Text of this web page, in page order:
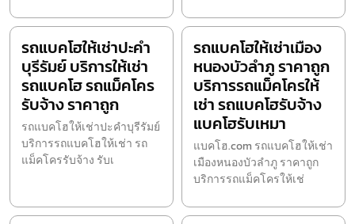
รถแบคโฮให้เช่าปะคำ
บุรีรัมย์ บริการให้เช่า
รถแบคโฮ รถแม็คโคร
รับจ้าง ราคาถูก
รถแบคโฮให้เช่าปะคำบุรีรัมย์
บริการรถแบคโฮให้เช่า รถ
แม็คโครรับจ้าง รับเ
รถแบคโฮให้เช่าเมือง
หนองบัวลำภู ราคาถูก
บริการรถแม็คโครให้
เช่า รถแบคโฮรับจ้าง
แบคโฮรับเหมา
แบคโฮ.com รถแบคโฮให้เช่า
เมืองหนองบัวลำภู ราคาถูก
บริการรถแม็คโครให้เช่